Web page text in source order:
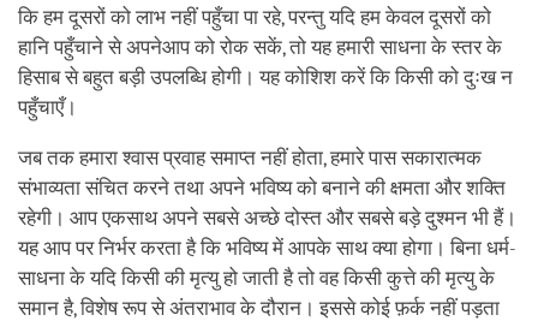
कि हम दूसरों को लाभ नहीं पहुँचा पा रहे, परन्तु यदि हम केवल दूसरों को
हानि पहुँचाने से अपनेआप को रोक सकें, तो यह हमारी साधना के स्तर के
हिसाब से बहुत बड़ी उपलब्धि होगी। यह कोशिश करें कि किसी को दुःख न
पहुँचाएँ।
जब तक हमारा श्वास प्रवाह समाप्त नहीं होता, हमारे पास सकारात्मक
संभाव्यता संचित करने तथा अपने भविष्य को बनाने की क्षमता और शक्ति
रहेगी। आप एकसाथ अपने सबसे अच्छे दोस्त और सबसे बड़े दुश्मन भी हैं।
यह आप पर निर्भर करता है कि भविष्य में आपके साथ क्या होगा। बिना धर्म-
साधना के यदि किसी की मृत्यु हो जाती है तो वह किसी कुत्ते की मृत्यु के
समान है, विशेष रूप से अंतराभाव के दौरान। इससे कोई फ़र्क नहीं पड़ता